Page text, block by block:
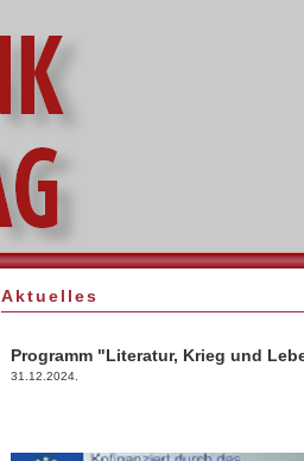
Aktuelles
Programm "Literatur, Krieg und
31.12.2024.